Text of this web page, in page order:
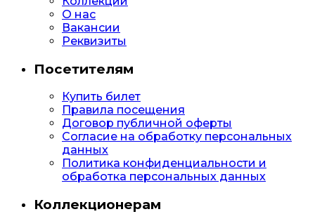
О нас
Вакансии
Реквизиты
Посетителям
Купить билет
Правила посещения
Договор публичной оферты
Согласие на обработку персональных
данных
Политика конфиденциальности и
обработка персональных данных
Коллекционерам